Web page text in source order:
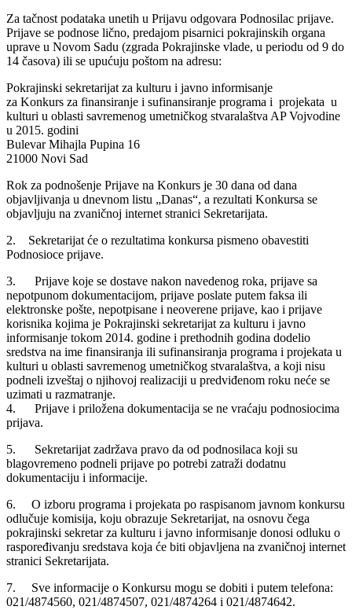
Za tačnost podataka unetih u Prijavu odgovara Podnosilac prijave.
Prijave se podnose lično, predajom pisarnici pokrajinskih organa
uprave u Novom Sadu (zgrada Pokrajinske vlade, u periodu od 9 do
14 časova) ili se upućuju poštom na adresu:
Pokrajinski sekretarijat za kulturu i javno informisanje
za Konkurs za finansiranje i sufinansiranje programa i projekata u
kulturi u oblasti savremenog umetničkog stvaralaštva AP Vojvodine
u 2015. godini
Bulevar Mihajla Pupina 16
21000 Novi Sad
Rok za podnošenje Prijave na Konkurs je 30 dana od dana
objavljivanja u dnevnom listu „Danas“, a rezultati Konkursa se
objavljuju na zvaničnoj internet stranici Sekretarijata.
2. Sekretarijat će o rezultatima konkursa pismeno obavestiti
Podnosioce prijave.
3. Prijave koje se dostave nakon navedenog roka, prijave sa
nepotpunom dokumentacijom, prijave poslate putem faksa ili
elektronske pošte, nepotpisane i neoverene prijave, kao i prijave
korisnika kojima je Pokrajinski sekretarijat za kulturu i javno
informisanje tokom 2014. godine i prethodnih godina dodelio
sredstva na ime finansiranja ili sufinansiranja programa i projekata u
kulturi u oblasti savremenog umetničkog stvaralaštva, a koji nisu
podneli izveštaj o njihovoj realizaciji u predviđenom roku neće se
uzimati u razmatranje.
4. Prijave i priložena dokumentacija se ne vraćaju podnosiocima
prijava.
5. Sekretarijat zadržava pravo da od podnosilaca koji su
blagovremeno podneli prijave po potrebi zatraži dodatnu
dokumentaciju i informacije.
6. O izboru programa i projekata po raspisanom javnom konkursu
odlučuje komisija, koju obrazuje Sekretarijat, na osnovu čega
pokrajinski sekretar za kulturu i javno informisanje donosi odluku o
raspoređivanju sredstava koja će biti objavljena na zvaničnoj internet
stranici Sekretarijata.
7. Sve informacije o Konkursu mogu se dobiti i putem telefona:
021/4874560, 021/4874507, 021/4874264 i 021/4874642.